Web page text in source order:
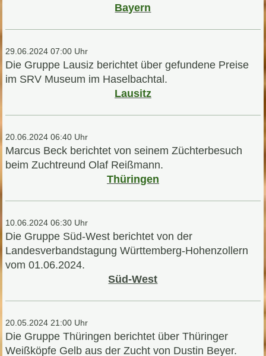
Bayern
29.06.2024 07:00 Uhr
Die Gruppe Lausiz berichtet über gefundene Preise
im SRV Museum im Haselbachtal.
Lausitz
20.06.2024 06:40 Uhr
Marcus Beck berichtet von seinem Züchterbesuch
beim Zuchtreund Olaf Reißmann.
Thüringen
10.06.2024 06:30 Uhr
Die Gruppe Süd-West berichtet von der
Landesverbandstagung Württemberg-Hohenzollern
vom 01.06.2024.
Süd-West
20.05.2024 21:00 Uhr
Die Gruppe Thüringen berichtet über Thüringer
Weißköpfe Gelb aus der Zucht von Dustin Beyer.